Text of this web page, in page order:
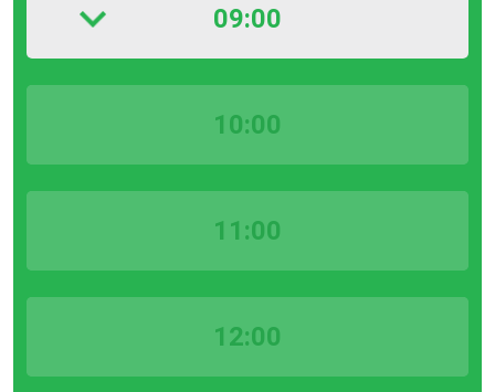
09:00
10:00
11:00
12:00